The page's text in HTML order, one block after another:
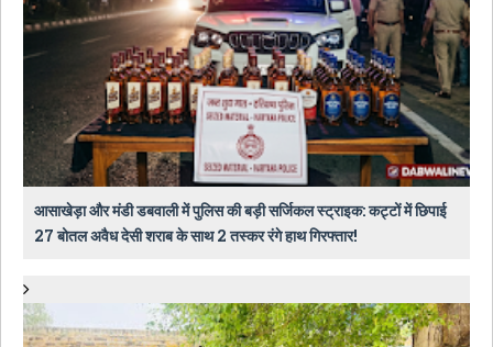
आसाखेड़ा और मंडी डबवाली में पुलिस की बड़ी सर्जिकल स्ट्राइक: कट्टों में छिपाई
27 बोतल अवैध देसी शराब के साथ 2 तस्कर रंगे हाथ गिरफ्तार!